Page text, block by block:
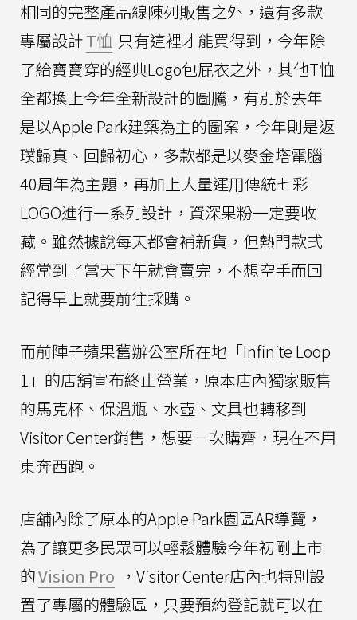
相同的完整產品線陳列販售之外，還有多款
專屬設計T恤 只有這裡才能買得到，今年除
了給寶寶穿的經典Logo包屁衣之外，其他T恤
全都換上今年全新設計的圖騰，有別於去年
是以Apple Park建築為主的圖案，今年則是返
璞歸真、回歸初心，多款都是以麥金塔電腦
40周年為主題，再加上大量運用傳統七彩
LOGO進行一系列設計，資深果粉一定要收
藏。雖然據說每天都會補新貨，但熱門款式
經常到了當天下午就會賣完，不想空手而回
記得早上就要前往採購。
而前陣子蘋果舊辦公室所在地「Infinite Loop
1」的店舖宣布終止營業，原本店內獨家販售
的馬克杯、保溫瓶、水壺、文具也轉移到
Visitor Center銷售，想要一次購齊，現在不用
東奔西跑。
店舖內除了原本的Apple Park園區AR導覽，
為了讓更多民眾可以輕鬆體驗今年初剛上市
的Vision Pro ，Visitor Center店內也特別設
置了專屬的體驗區，只要預約登記就可以在